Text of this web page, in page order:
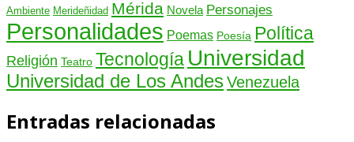
Ambiente Merideñidad Mérida Novela Personajes
Personalidades Poemas Poesía Política
Religión Teatro Tecnología Universidad
Universidad de Los AndesVenezuela
Entradas relacionadas